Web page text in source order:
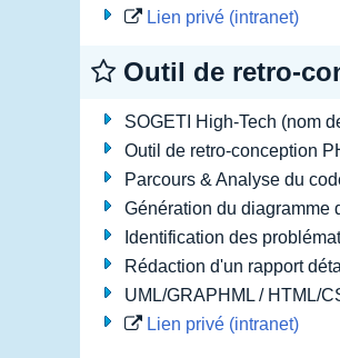
Lien privé (intranet)
Outil de retro-
SOGETI High-Tech (nom
Outil de retro-conception
Parcours & Analyse du
Génération du diagramme
Identification des
Rédaction d'un rapport
UML/GRAPHML / HTML/
Lien privé (intranet)